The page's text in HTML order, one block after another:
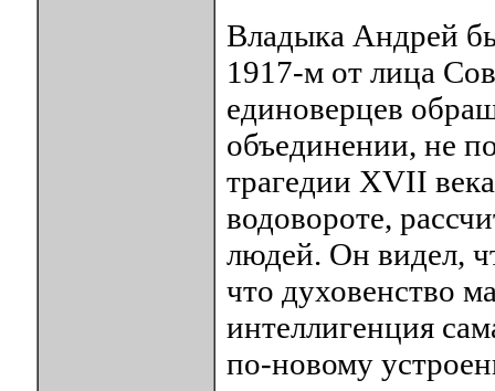
Владыка Андрей
1917-м от лица
единоверцев
объединении, не
трагедии XVII
водовороте,
людей. Он видел,
что духовенство
интеллигенция
по-новому